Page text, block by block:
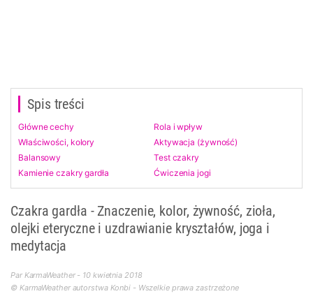
Spis treści
Główne cechy
Rola i wpływ
Właściwości, kolory
Aktywacja (żywność)
Balansowy
Test czakry
Kamienie czakry gardła
Ćwiczenia jogi
Czakra gardła - Znaczenie, kolor, żywność, zioła,
olejki eteryczne i uzdrawianie kryształów, joga i
medytacja
Par KarmaWeather - 10 kwietnia 2018
© KarmaWeather autorstwa Konbi - Wszelkie prawa zastrzeżone